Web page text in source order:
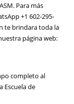
Para más
+1 602-295-
te brindara toda la
página web:
completo al
Escuela de